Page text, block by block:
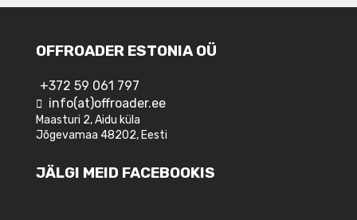
OFFROADER ESTONIA OÜ
+372 59 061 797
info(at)offroader.ee
Maasturi 2, Aidu küla
Jõgevamaa 48202, Eesti
JÄLGI MEID FACEBOOKIS